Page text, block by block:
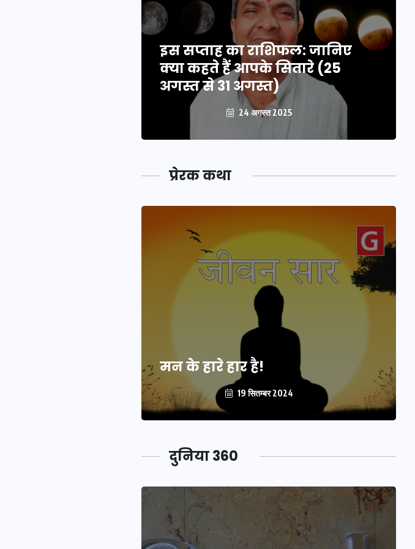
इस सप्ताह का राशिफल: जानिए
क्या कहते हैं आपके सितारे (25
अगस्त से 31 अगस्त)
24 अगस्त 2025
प्रेरक कथा
मन के हारे हार है!
19 सितम्बर 2024
दुनिया 360